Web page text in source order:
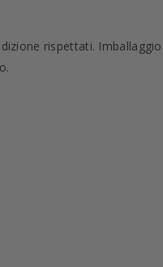
rispettati. Imballaggio